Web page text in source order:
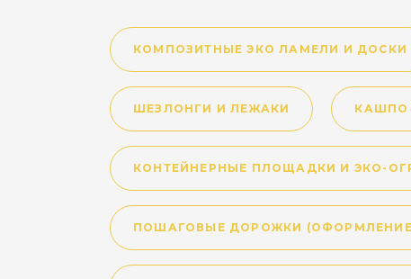
КОМПОЗИТНЫЕ ЭКО ЛАМЕЛИ И ДОСКИ
ШЕЗЛОНГИ И ЛЕЖАКИ КАШПО
КОНТЕЙНЕРНЫЕ ПЛОЩАДКИ И ЭКО-
ПОШАГОВЫЕ ДОРОЖКИ (ОФОРМЛЕНИЕ